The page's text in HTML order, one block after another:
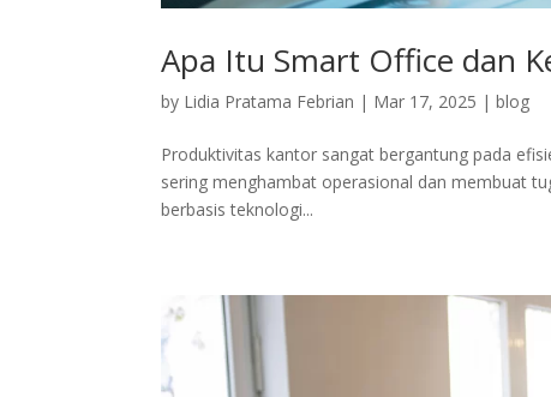
Apa Itu Smart Office dan
by Lidia Pratama Febrian | Mar 17, 2025 |blog
Produktivitas kantor sangat bergantung pada
sering menghambat operasional dan membuat
berbasis teknologi...